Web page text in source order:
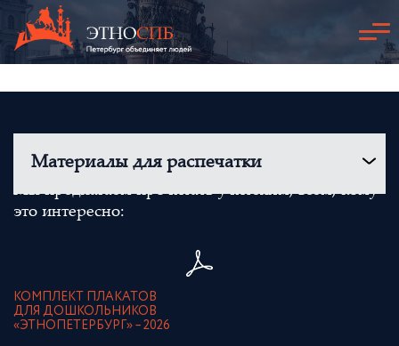
Материалы для распечатки
Мы предлагаем прочитать учителям, всем, кому
это интересно:
КОМПЛЕКТ ПЛАКАТОВ
ДЛЯ ДОШКОЛЬНИКОВ
«ЭТНОПЕТЕРБУРГ» – 2026